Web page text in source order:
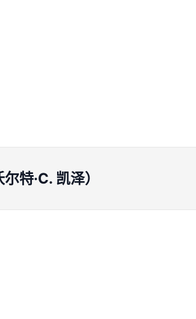
特·C. 凯泽）